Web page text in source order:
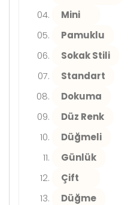
Mini
Pamuklu
Sokak Stili
Standart
Dokuma
Düz Renk
Düğmeli
Günlük
Çift
Düğme